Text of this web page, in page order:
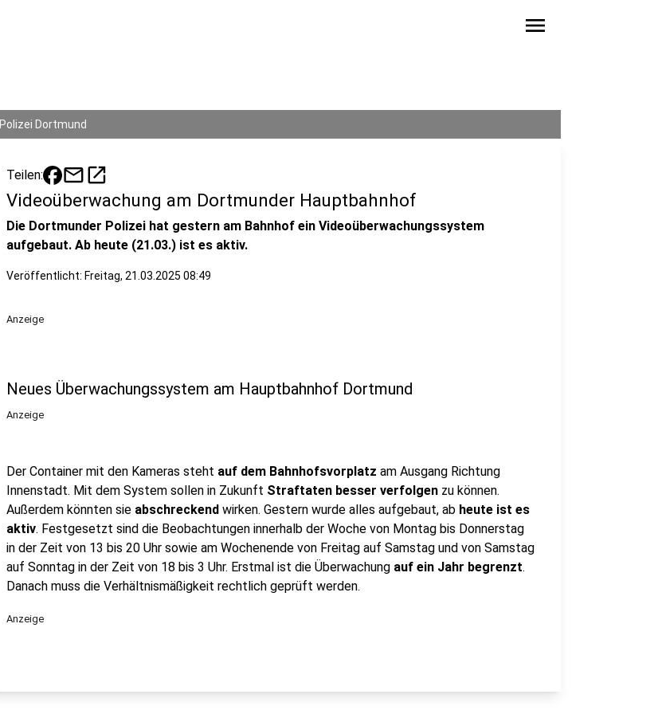
menu
Polizei Dortmund
Teilen: mailopen_in_new
Videoüberwachung am Dortmunder Hauptbahnhof
Die Dortmunder Polizei hat gestern am Bahnhof ein Videoüberwachungssystem
aufgebaut. Ab heute (21.03.) ist es aktiv.
Veröffentlicht: Freitag, 21.03.2025 08:49
Anzeige
Neues Überwachungssystem am Hauptbahnhof Dortmund
Anzeige
Der Container mit den Kameras steht auf dem Bahnhofsvorplatz am Ausgang Richtung
Innenstadt. Mit dem System sollen in Zukunft Straftaten besser verfolgen zu können.
Außerdem könnten sie abschreckend wirken. Gestern wurde alles aufgebaut, ab heute ist es
aktiv. Festgesetzt sind die Beobachtungen innerhalb der Woche von Montag bis Donnerstag
in der Zeit von 13 bis 20 Uhr sowie am Wochenende von Freitag auf Samstag und von Samstag
auf Sonntag in der Zeit von 18 bis 3 Uhr. Erstmal ist die Überwachung auf ein Jahr begrenzt.
Danach muss die Verhältnismäßigkeit rechtlich geprüft werden.
Anzeige